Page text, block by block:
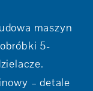
maszyn
5-
– detale